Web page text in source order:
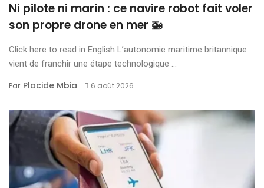
Ni pilote ni marin : ce navire robot fait voler
son propre drone en mer 🚁
Click here to read in English L’autonomie maritime britannique
vient de franchir une étape technologique ...
Par Placide Mbia 6 août 2026